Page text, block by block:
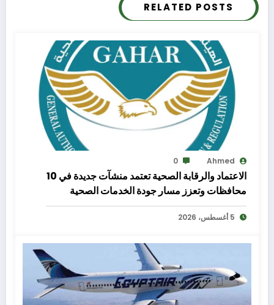
RELATED POSTS
Ahmed
0
الاعتماد والرقابة الصحية تعتمد منشآت جديدة في 10
محافظات وتعزز مسار جودة الخدمات الصحية
5 أغسطس، 2026